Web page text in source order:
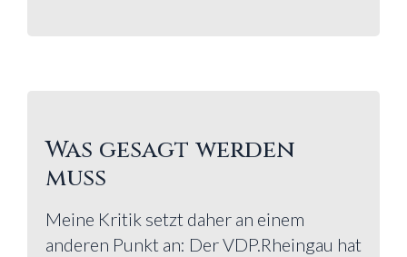
Was gesagt werden
muss
Meine Kritik setzt daher an einem
anderen Punkt an: Der VDP.Rheingau hat